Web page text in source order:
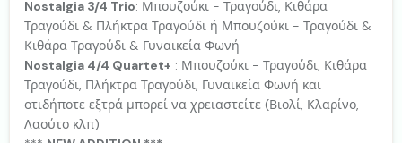
Nostalgia 3/4 Trio: Μπουζούκι - Τραγούδι, Κιθάρα
Τραγούδι & Πλήκτρα Τραγούδι ή Μπουζούκι - Τραγούδι &
Κιθάρα Τραγούδι & Γυναικεία Φωνή
Nostalgia 4/4 Quartet+ : Μπουζούκι - Τραγούδι, Κιθάρα
Τραγούδι, Πλήκτρα Τραγούδι, Γυναικεία Φωνή και
οτιδήποτε εξτρά μπορεί να χρειαστείτε (Βιολί, Κλαρίνο,
Λαούτο κλπ)